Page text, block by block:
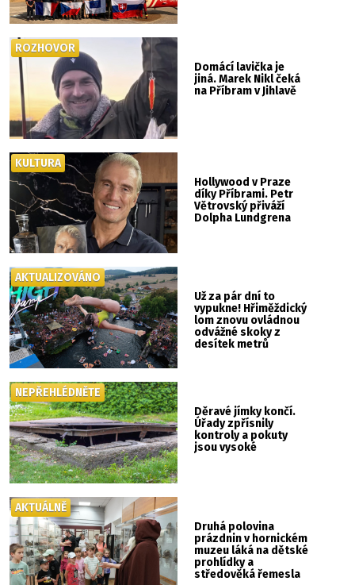
Domácí lavička je
jiná. Marek Nikl čeká
na Příbram v Jihlavě
ROZHOVOR
Hollywood v Praze
díky Příbrami. Petr
Větrovský přiváží
Dolpha Lundgrena
KULTURA
Už za pár dní to
vypukne! Hřiměždický
lom znovu ovládnou
odvážné skoky z
desítek metrů
AKTUALIZOVÁNO
Děravé jímky končí.
Úřady zpřísnily
kontroly a pokuty
jsou vysoké
NEPŘEHLÉDNĚTE
Druhá polovina
prázdnin v hornickém
muzeu láká na dětské
prohlídky a
středověká řemesla
AKTUÁLNĚ